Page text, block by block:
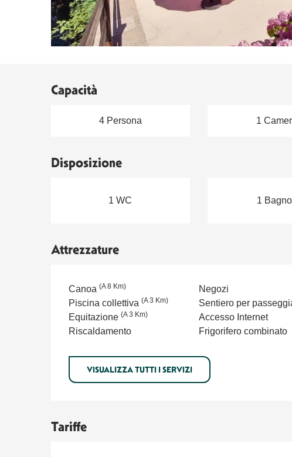
Capacità
4 Persona 1
Disposizione
1 WC 1
Attrezzature
Canoa(A 8 Km) Negozi
Piscina collettiva(A 3 Km) Sentiero per
Equitazione(A 3 Km) Accesso Internet
Riscaldamento
Frigorifero combinato
VISUALIZZA TUTTI I SERVIZI
Tariffe